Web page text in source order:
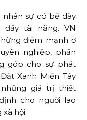
nhân sự có bề dày
đầy tài năng. VN
điểm mạnh ở
nghiệp, phấn
góp cho sự phát
Xanh Miền Tây
giá trị thiết
cho người lao
hội.